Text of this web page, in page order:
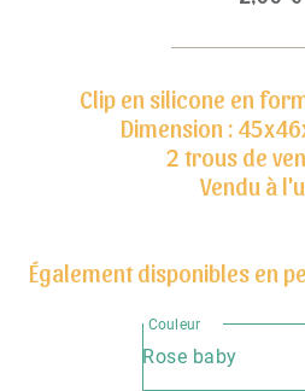
Clip en silicone en
Dimension :
2 trous de
Vendu à
Également disponibles en
Couleur
Rose baby